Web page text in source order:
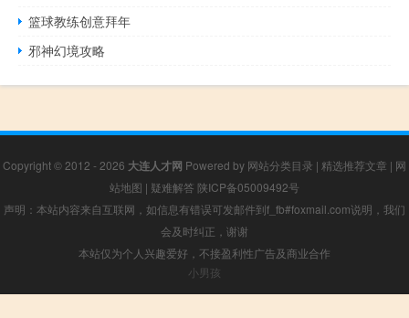
篮球教练创意拜年
邪神幻境攻略
Copyright © 2012 - 2026 大连人才网 Powered by 网站分类目录 | 精选推荐文章 | 网
站地图 | 疑难解答 陕ICP备05009492号
声明：本站内容来自互联网，如信息有错误可发邮件到f_fb#foxmail.com说明，我们
会及时纠正，谢谢
本站仅为个人兴趣爱好，不接盈利性广告及商业合作
小男孩